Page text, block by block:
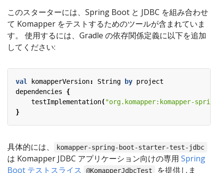
このスターターには、Spring Boot と JDBC を組み合わせ
て Komapper をテストするためのツールが含まれていま
す。 使用するには、Gradle の依存関係定義に以下を追加
してください:
val komapperVersion: String by project
dependencies
{
testImplementation("org.komapper:komapper-
}
具体的には、 komapper-spring-boot-starter-test-jdbc
は Komapper JDBC アプリケーション向けの専用 Spring
Boot テストスライス
@KomapperJdbcTest を提供しま